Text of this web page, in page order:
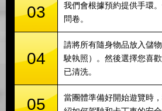
03
我們會根據預約提供手環
問卷。
04
請將所有隨身物品放入儲
駛執照）。然後選擇您喜
已清洗。
05
當團體準備好開始遊覽時